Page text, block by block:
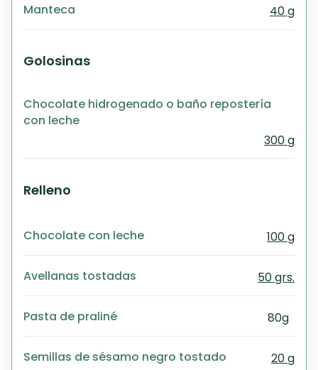
Manteca 40 g
Golosinas
Chocolate hidrogenado o baño repostería
con leche
300 g
Relleno
Chocolate con leche 100 g
Avellanas tostadas 50 grs.
Pasta de praliné 80g
Semillas de sésamo negro tostado 20 g